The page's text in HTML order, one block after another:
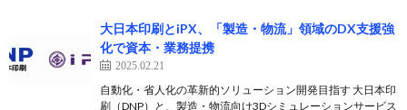
大日本印刷とiPX、「製造・物流」領域のDX支援強
化で資本・業務提携
2025.02.21
自動化・省人化の革新的ソリューション開発目指す 大日本印
刷（DNP）と、製造・物流向け3Dシミュレーションサービス